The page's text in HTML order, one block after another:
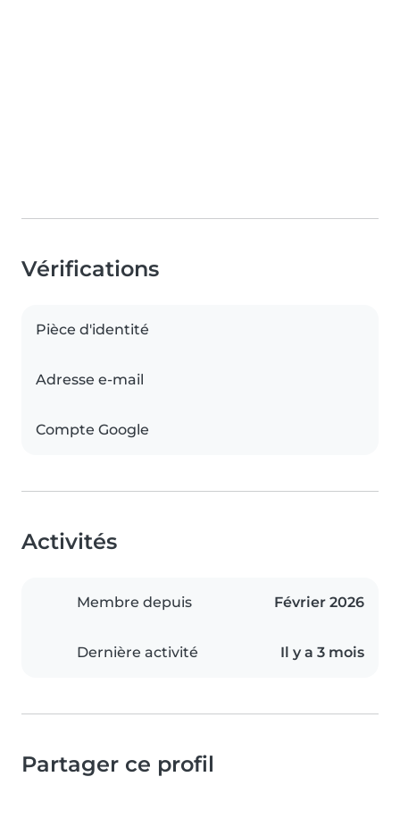
Vérifications
Pièce d'identité
Adresse e-mail
Compte Google
Activités
Membre depuis Février 2026
Dernière activité Il y a 3 mois
Partager ce profil